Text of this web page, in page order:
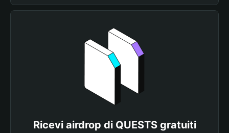
Ricevi airdrop di QUESTS gratuiti